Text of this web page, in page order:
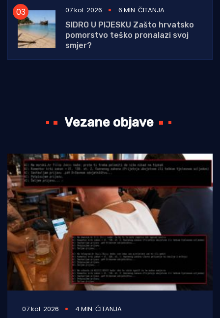
07 kol. 2026
6 MIN. ČITANJA
SIDRO U PIJESKU Zašto hrvatsko
pomorstvo teško pronalazi svoj
smjer?
Vezane objave
07 kol. 2026 4 MIN. ČITANJA